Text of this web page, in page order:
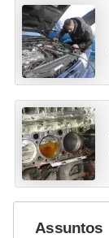
Assuntos